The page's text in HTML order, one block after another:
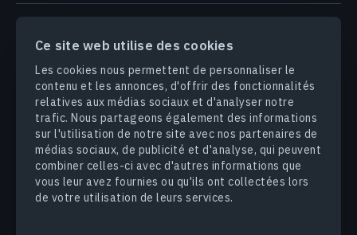
Ce site web utilise des cookies
Les cookies nous permettent de personnaliser le
contenu et les annonces, d'offrir des fonctionnalités
relatives aux médias sociaux et d'analyser notre
trafic. Nous partageons également des informations
sur l'utilisation de notre site avec nos partenaires de
médias sociaux, de publicité et d'analyse, qui peuvent
combiner celles-ci avec d'autres informations que
vous leur avez fournies ou qu'ils ont collectées lors
de votre utilisation de leurs services.
INDUSTRIES
ENTREPRISE
DÉCOUVRIR